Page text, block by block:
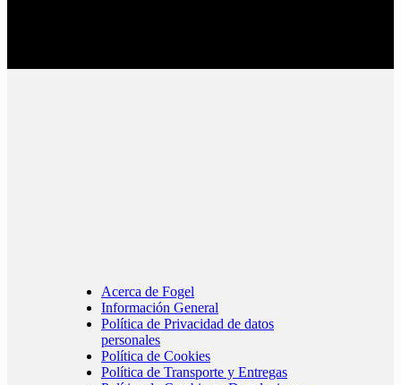
Acerca de Fogel
Información General
Política de Privacidad de datos
personales
Política de Cookies
Política de Transporte y Entregas